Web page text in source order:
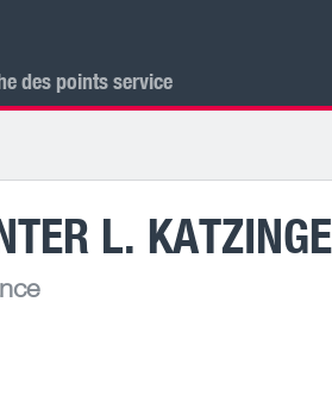
des points service
L.